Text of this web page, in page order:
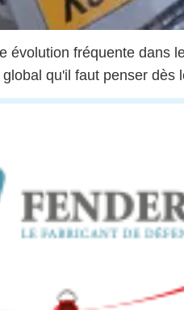
évolution fréquente dans
qu'il faut penser dès